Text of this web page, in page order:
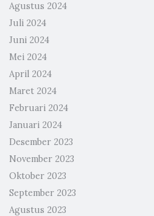
Agustus 2024
Juli 2024
Juni 2024
Mei 2024
April 2024
Maret 2024
Februari 2024
Januari 2024
Desember 2023
November 2023
Oktober 2023
September 2023
Agustus 2023